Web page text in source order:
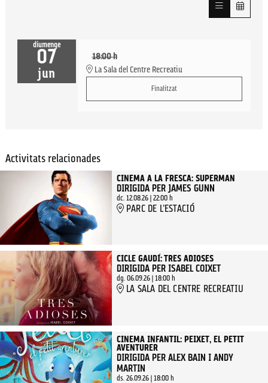
diumenge
07
jun
18:00 h
La Sala del Centre Recreatiu
Finalitzat
Activitats relacionades
CINEMA A LA FRESCA: SUPERMAN
DIRIGIDA PER JAMES GUNN
dc. 12.08.26| 22:00 h
PARC DE L'ESTACIÓ
CICLE GAUDÍ: TRES ADIOSES
DIRIGIDA PER ISABEL COIXET
dg. 06.09.26| 18:00 h
LA SALA DEL CENTRE RECREATIU
CINEMA INFANTIL: PEIXET, EL PETIT
AVENTURER
DIRIGIDA PER ALEX BAIN I ANDY
MARTIN
ds. 26.09.26| 18:00 h